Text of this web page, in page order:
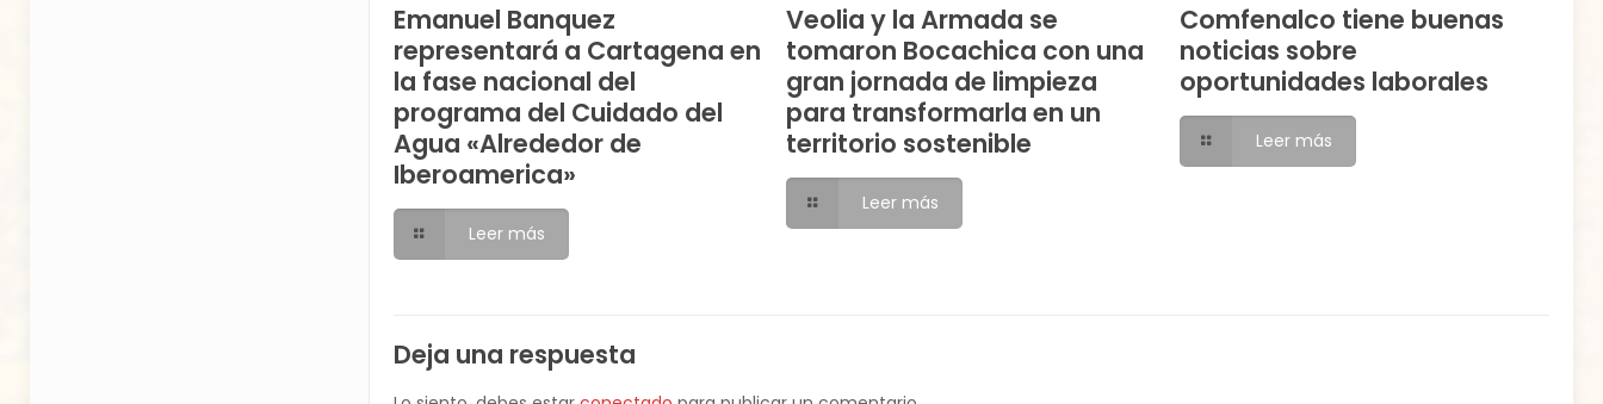
Emanuel Banquez
representará a Cartagena en
la fase nacional del
programa del Cuidado del
Agua «Alrededor de
Iberoamerica»
Leer más
Veolia y la Armada se
tomaron Bocachica con una
gran jornada de limpieza
para transformarla en un
territorio sostenible
Leer más
Comfenalco tiene buenas
noticias sobre
oportunidades laborales
Leer más
Deja una respuesta